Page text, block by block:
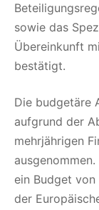
sowie das
Übereinkunft
bestätigt.
Die budgetäre
aufgrund der
mehrjährigen
ein Budget
der